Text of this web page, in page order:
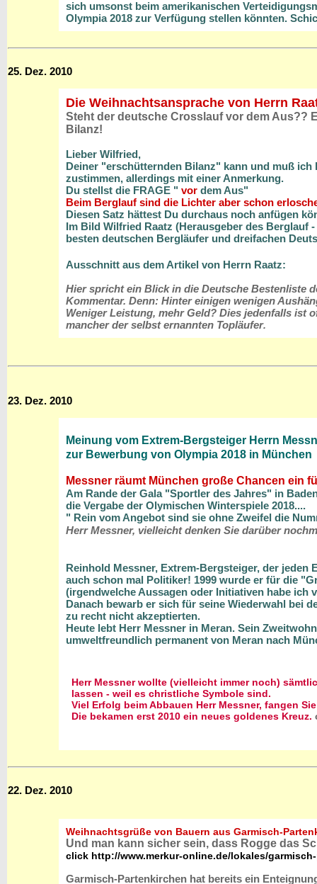
sich umsonst beim amerikanischen
Olympia 2018 zur Verfügung stellen könnten.
25. Dez. 2010
Die Weihnachtsansprache von Herrn
Steht der deutsche Crosslauf vor dem Aus??
Bilanz!
Lieber Wilfried,
Deiner "erschütternden Bilanz" kann und muß ich
zustimmen, allerdings mit einer Anmerkung.
Du stellst die FRAGE " vor dem Aus"
Beim Berglauf sind die Lichter aber schon
Diesen Satz hättest Du durchaus noch anfügen
Im Bild Wilfried Raatz (Herausgeber des Berglauf
besten deutschen Bergläufer und dreifachen
Ausschnitt aus dem Artikel von Herrn Raatz:
Hier spricht ein Blick in die Deutsche Bestenliste
Kommentar. Denn: Hinter einigen wenigen
Weniger Leistung, mehr Geld? Dies jedenfalls ist
mancher der selbst ernannten Topläufer.
23. Dez. 2010
Meinung vom Extrem-Bergsteiger Herrn
zur Bewerbung von Olympia 2018 in München
Messner räumt München große Chancen ein
Am Rande der Gala "Sportler des Jahres" in
die Vergabe der Olymischen Winterspiele 2018....
" Rein vom Angebot sind sie ohne Zweifel die
Herr Messner, vielleicht denken Sie darüber
Reinhold Messner, Extrem-Bergsteiger, der
auch schon mal Politiker! 1999 wurde er für die
(irgendwelche Aussagen oder Initiativen habe ich
Danach bewarb er sich für seine Wiederwahl bei
zu recht nicht akzeptierten.
Heute lebt Herr Messner in Meran. Sein
umweltfreundlich permanent von Meran nach
Herr Messner wollte (vielleicht immer noch)
lassen - weil es christliche Symbole sind.
Viel Erfolg beim Abbauen Herr Messner, fangen
Die bekamen erst 2010 ein neues goldenes Kreuz.
22. Dez. 2010
Weihnachtsgrüße von Bauern aus Garmisch-
Und man kann sicher sein, dass Rogge das
click http://www.merkur-online.de/lokales/
Garmisch-Partenkirchen hat bereits ein